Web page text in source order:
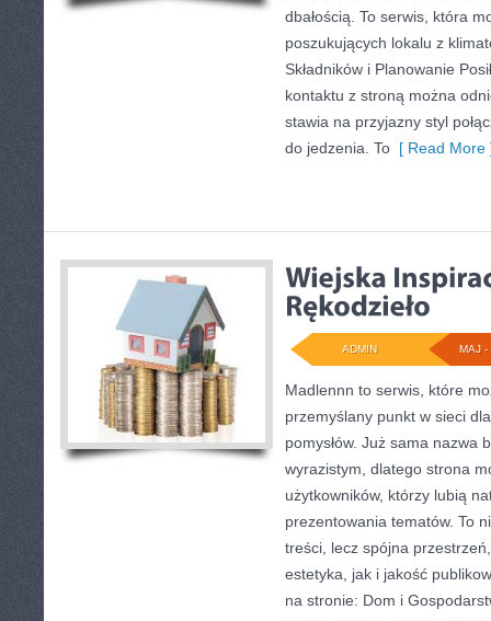
dbałością. To serwis, która
poszukujących lokalu z
Składników i Planowanie
kontaktu z stroną można
stawia na przyjazny styl
do jedzenia. To [ Read More
MAJ -
ADMIN
Madlennn to serwis, które
przemyślany punkt w sieci
pomysłów. Już sama nazwa
wyrazistym, dlatego strona
użytkowników, którzy lubią
prezentowania tematów. To
treści, lecz spójna
estetyka, jak i jakość
na stronie: Dom i